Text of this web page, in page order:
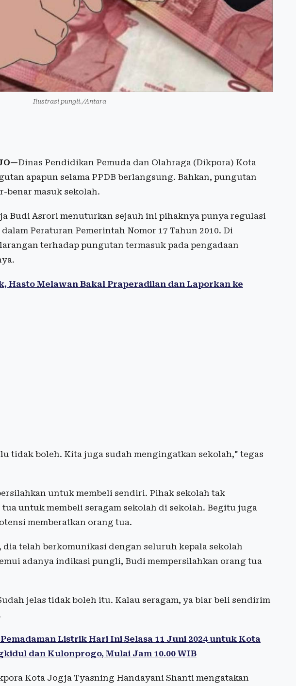
Ilustrasi pungli./Antara
Dinas Pendidikan Pemuda dan Olahraga (Dikpora) Kota
apapun selama PPDB berlangsung. Bahkan, pungutan
benar masuk sekolah.
Budi Asrori menuturkan sejauh ini pihaknya punya regulasi
Peraturan Pemerintah Nomor 17 Tahun 2010. Di
terhadap pungutan termasuk pada pengadaan
Hasto Melawan Bakal Praperadilan dan Laporkan ke
tidak boleh. Kita juga sudah mengingatkan sekolah," tegas
untuk membeli sendiri. Pihak sekolah tak
untuk membeli seragam sekolah di sekolah. Begitu juga
memberatkan orang tua.
telah berkomunikasi dengan seluruh kepala sekolah
adanya indikasi pungli, Budi mempersilahkan orang tua
jelas tidak boleh itu. Kalau seragam, ya biar beli sendirim
Listrik Hari Ini Selasa 11 Juni 2024 untuk Kota
dan Kulonprogo, Mulai Jam 10.00 WIB
Kota Jogja Tyasning Handayani Shanti mengatakan